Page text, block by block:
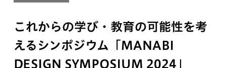
これからの学び・教育の可能性を考
えるシンポジウム「MANABI
DESIGN SYMPOSIUM 2024」